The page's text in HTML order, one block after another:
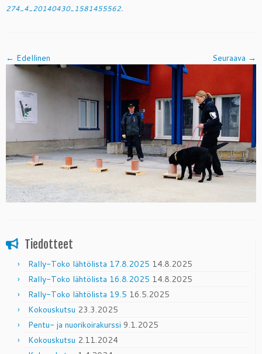
274_4_20140430_1581455562.
← Edellinen Seuraava →
Tiedotteet
Rally-Toko lähtölista 17.8.2025 14.8.2025
Rally-Toko lähtölista 16.8.2025 14.8.2025
Rally-Toko lähtölista 19.5 16.5.2025
Kokouskutsu 23.3.2025
Pentu- ja nuorikoirakurssi 9.1.2025
Kokouskutsu 2.11.2024